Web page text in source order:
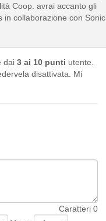
Coop. avrai accanto gli
in collaborazione con Sonic
dai 3 ai 10 punti utente.
disattivata. Mi
Caratteri 0